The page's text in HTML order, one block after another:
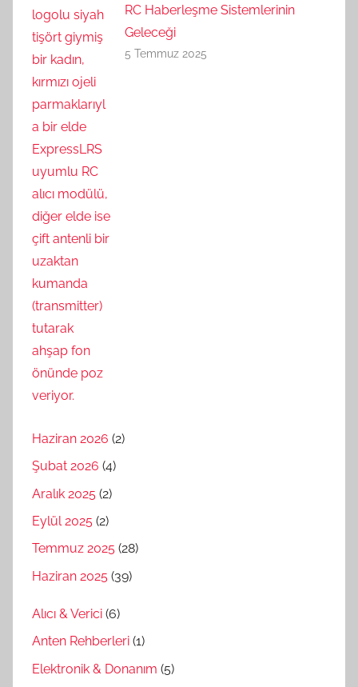
RC Haberleşme Sistemlerinin
Geleceği
5 Temmuz 2025
Haziran 2026 (2)
Şubat 2026 (4)
Aralık 2025 (2)
Eylül 2025 (2)
Temmuz 2025 (28)
Haziran 2025 (39)
Alıcı & Verici (6)
Anten Rehberleri (1)
Elektronik & Donanım (5)